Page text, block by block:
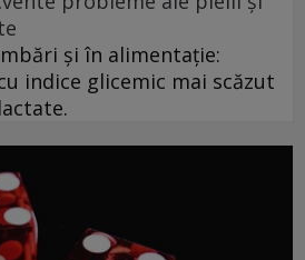
și în alimentație:
indice glicemic mai scăzut